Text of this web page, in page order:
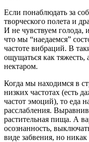
Если понаблюдать за
творческого полета и
И не чувствуем голода,
что мы “наедаемся”
частоте вибраций. В
ощущаться как тяжесть,
нектаром.
Когда мы находимся в
низких частотах (есть
частот эмоций), то еда
расслабления.
растительная пища. А
осознанность,
виде забвения, но